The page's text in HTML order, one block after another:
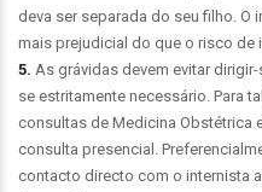
deva ser separada do seu filho.
mais prejudicial do que o risco de
5. As grávidas devem evitar
se estritamente necessário. Para
consultas de Medicina Obstétrica
consulta presencial.
contacto directo com o internista